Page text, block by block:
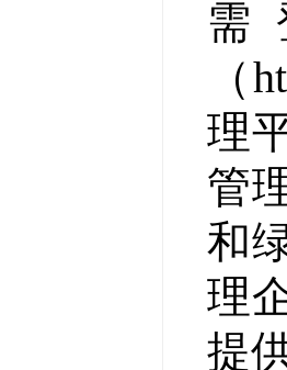
需
（
理
管
和
理
提